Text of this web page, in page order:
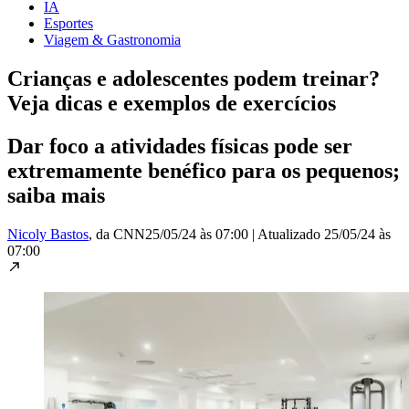
IA
Esportes
Viagem & Gastronomia
Crianças e adolescentes podem treinar?
Veja dicas e exemplos de exercícios
Dar foco a atividades físicas pode ser
extremamente benéfico para os pequenos;
saiba mais
Nicoly Bastos, da CNN25/05/24 às 07:00 | Atualizado 25/05/24 às
07:00